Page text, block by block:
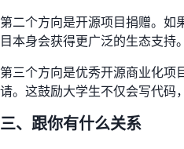
第二个方向是开源项目捐赠。
目本身会获得更广泛的生态支持。
第三个方向是优秀开源商业化
请。这鼓励大学生不仅会写代码
三、跟你有什么关系